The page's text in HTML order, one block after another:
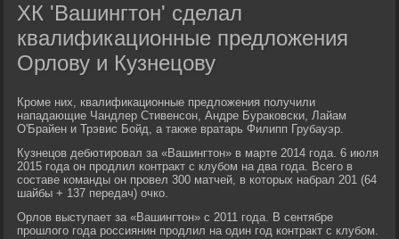
ХК 'Вашингтон' сделал
квалификационные предложения
Орлову и Кузнецову
Кроме них, квалификационные предложения получили
нападающие Чандлер Стивенсон, Андре Бураковски, Лайам
О'Брайен и Трэвис Бойд, а также вратарь Филипп Грубауэр.
Кузнецов дебютировал за «Вашингтон» в марте 2014 года. 6 июля
2015 года он продлил контракт с клубом на два года. Всего в
составе команды он провел 300 матчей, в которых набрал 201 (64
шайбы + 137 передач) очко.
Орлов выступает за «Вашингтон» с 2011 года. В сентябре
прошлого года россиянин продлил на один год контракт с клубом.